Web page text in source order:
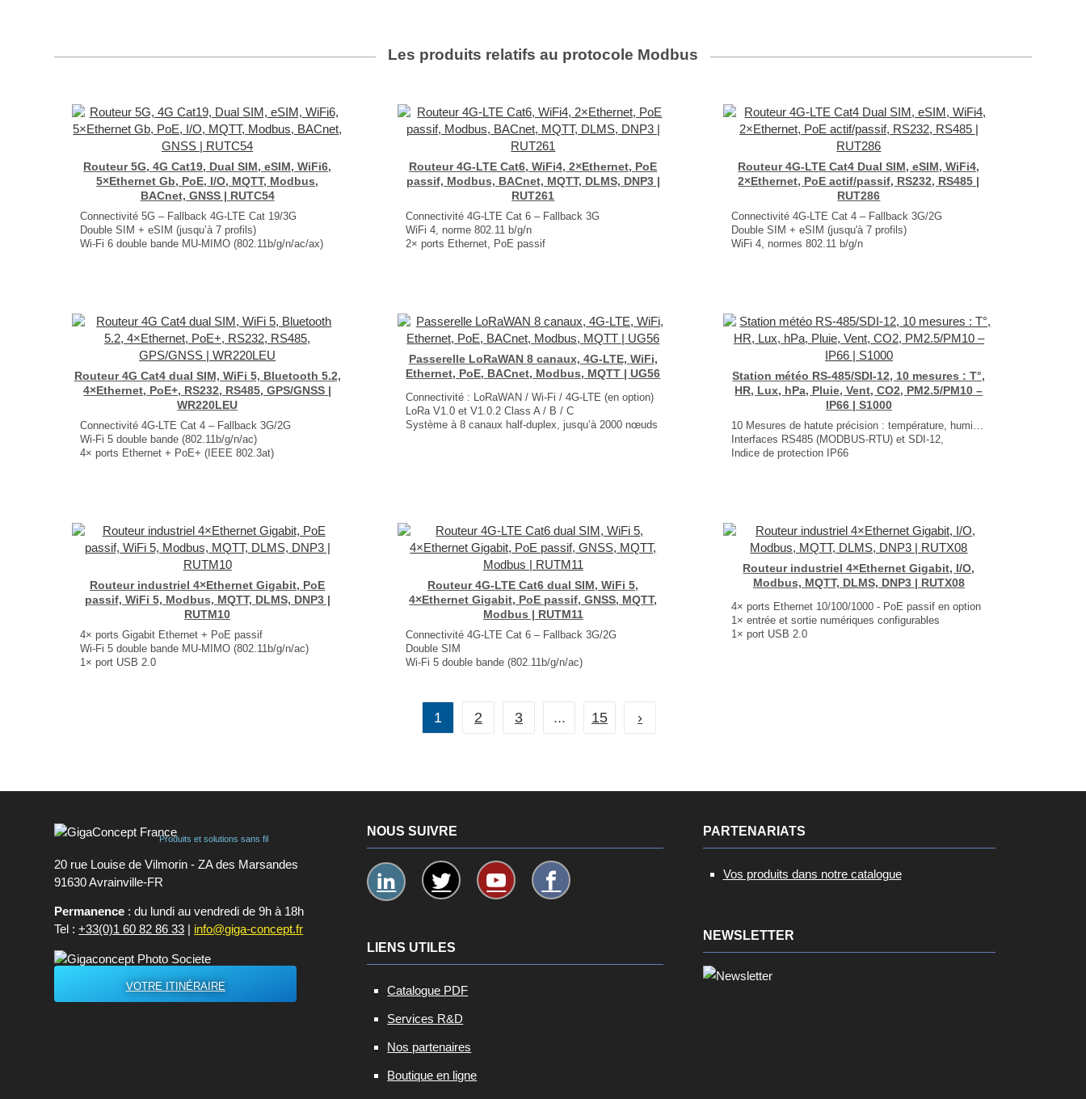
Les produits relatifs au protocole Modbus
Routeur 5G, 4G Cat19, Dual SIM, eSIM, WiFi6,
5×Ethernet Gb, PoE, I/O, MQTT, Modbus,
BACnet, GNSS | RUTC54
Connectivité 5G – Fallback 4G-LTE Cat 19/3G
Double SIM + eSIM (jusqu’à 7 profils)
Wi-Fi 6 double bande MU-MIMO (802.11b/g/n/ac/ax)
...
Routeur 4G-LTE Cat6, WiFi4, 2×Ethernet, PoE
passif, Modbus, BACnet, MQTT, DLMS, DNP3 |
RUT261
Connectivité 4G-LTE Cat 6 – Fallback 3G
WiFi 4, norme 802.11 b/g/n
2× ports Ethernet, PoE passif
Poids : 132 gr
...
Routeur 4G-LTE Cat4 Dual SIM, eSIM, WiFi4,
2×Ethernet, PoE actif/passif, RS232, RS485 |
RUT286
Connectivité 4G-LTE Cat 4 – Fallback 3G/2G
Double SIM + eSIM (jusqu'à 7 profils)
WiFi 4, normes 802.11 b/g/n
...
Routeur 4G Cat4 dual SIM, WiFi 5, Bluetooth 5.2,
4×Ethernet, PoE+, RS232, RS485, GPS/GNSS |
WR220LEU
Connectivité 4G-LTE Cat 4 – Fallback 3G/2G
Wi-Fi 5 double bande (802.11b/g/n/ac)
4× ports Ethernet + PoE+ (IEEE 802.3at)
...
Passerelle LoRaWAN 8 canaux, 4G-LTE, WiFi,
Ethernet, PoE, BACnet, Modbus, MQTT | UG56
Connectivité : LoRaWAN / Wi-Fi / 4G-LTE (en option)
LoRa V1.0 et V1.0.2 Class A / B / C
Système à 8 canaux half-duplex, jusqu’à 2000 nœuds
Station météo RS-485/SDI-12, 10 mesures : T°,
HR, Lux, hPa, Pluie, Vent, CO2, PM2.5/PM10 –
IP66 | S1000
Interfaces RS485 (MODBUS-RTU) et SDI-12,
Indice de protection IP66
Routeur industriel 4×Ethernet Gigabit, PoE
passif, WiFi 5, Modbus, MQTT, DLMS, DNP3 |
RUTM10
4× ports Gigabit Ethernet + PoE passif
Wi-Fi 5 double bande MU-MIMO (802.11b/g/n/ac)
1× port USB 2.0
Routeur 4G-LTE Cat6 dual SIM, WiFi 5,
4×Ethernet Gigabit, PoE passif, GNSS, MQTT,
Modbus | RUTM11
Connectivité 4G-LTE Cat 6 – Fallback 3G/2G
Double SIM
Wi-Fi 5 double bande (802.11b/g/n/ac)
Dimensions : 115 × 44.2 × 95.1 mm
Poids : 460 g
Routeur industriel 4×Ethernet Gigabit, I/O,
Modbus, MQTT, DLMS, DNP3 | RUTX08
4× ports Ethernet 10/100/1000 - PoE passif en option
1× entrée et sortie numériques configurables
1× port USB 2.0
1 2 3 ... 15 ›
Produits et solutions sans fil
20 rue Louise de Vilmorin - ZA des Marsandes
91630 Avrainvilleㅤ-ㅤFR
Permanence : du lundi au vendredi de 9h à 18h
Tel :+33(0)1 60 82 86 33 info@giga-concept.fr
VOTRE ITINÉRAIRE
NOUS SUIVRE
LIENS UTILES
Catalogue PDF
Services R&D
Nos partenaires
Boutique en ligne
PARTENARIATS
Vos produits dans notre catalogue
NEWSLETTER